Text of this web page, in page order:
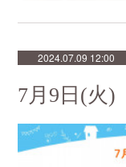
2024.07.09 12:00
7月9日(火)